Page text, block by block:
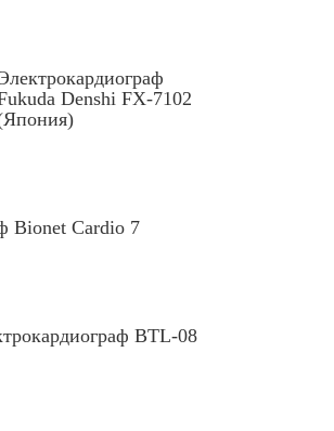
Denshi FX-7102
Bionet Cardio 7
BTL-08